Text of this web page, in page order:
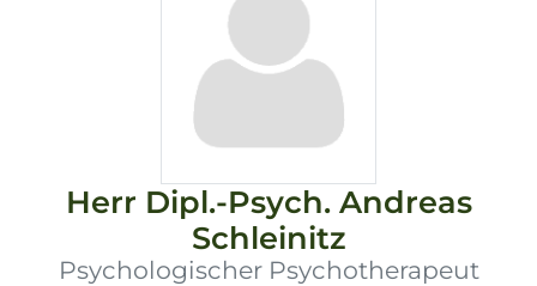
Herr Dipl.-Psych. Andreas
Schleinitz
Psychologischer Psychotherapeut